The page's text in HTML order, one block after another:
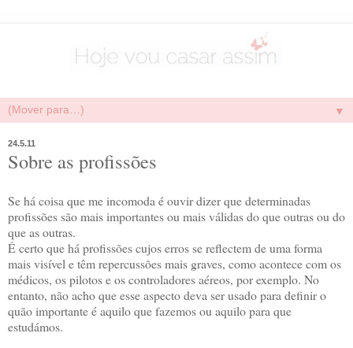
▼
24.5.11
Sobre as profissões
Se há coisa que me incomoda é ouvir dizer que determinadas
profissões são mais importantes ou mais válidas do que outras ou do
que as outras.
É certo que há profissões cujos erros se reflectem de uma forma
mais visível e têm repercussões mais graves, como acontece com os
médicos, os pilotos e os controladores aéreos, por exemplo. No
entanto, não acho que esse aspecto deva ser usado para definir o
quão importante é aquilo que fazemos ou aquilo para que
estudámos.